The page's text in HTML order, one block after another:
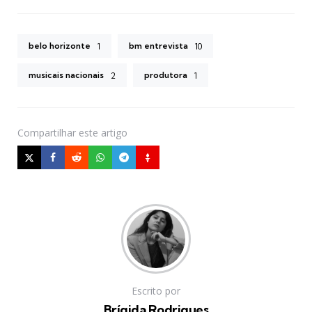
belo horizonte 1 bm entrevista 10
musicais nacionais 2 produtora 1
Compartilhar este artigo
Escrito por